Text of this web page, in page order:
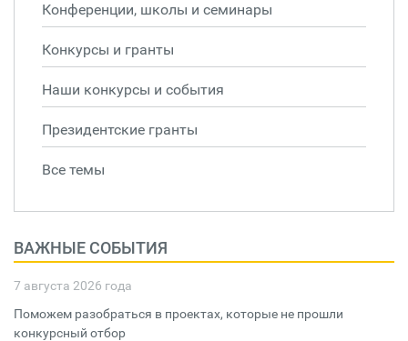
Конференции, школы и семинары
Конкурсы и гранты
Наши конкурсы и события
Президентские гранты
Все темы
ВАЖНЫЕ СОБЫТИЯ
7 августа 2026 года
Поможем разобраться в проектах, которые не прошли
конкурсный отбор